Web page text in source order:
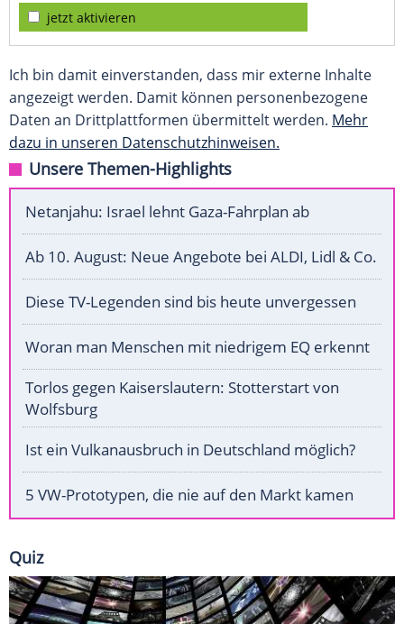
jetzt aktivieren
Ich bin damit einverstanden, dass mir externe Inhalte
angezeigt werden. Damit können personenbezogene
Daten an Drittplattformen übermittelt werden. Mehr
dazu in unseren Datenschutzhinweisen.
Unsere Themen-Highlights
Netanjahu: Israel lehnt Gaza-Fahrplan ab
Ab 10. August: Neue Angebote bei ALDI, Lidl & Co.
Diese TV-Legenden sind bis heute unvergessen
Woran man Menschen mit niedrigem EQ erkennt
Torlos gegen Kaiserslautern: Stotterstart von
Wolfsburg
Ist ein Vulkanausbruch in Deutschland möglich?
5 VW-Prototypen, die nie auf den Markt kamen
Quiz